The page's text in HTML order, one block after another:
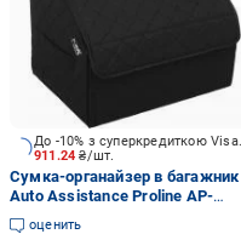
911.24₴/шт.
До -10% з суперкредиткою Visa Вигода
Сумка-органайзер в багажник
Auto Assistance Proline AP-
433BP р.М черный
оценить